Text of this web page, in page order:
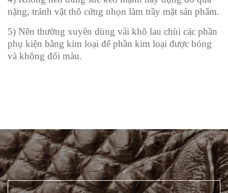
nặng, tránh vật thô cứng nhọn làm trầy mặt sản phẩm.
5) Nên thường xuyên dùng vải khô lau chùi các phần
phụ kiện bằng kim loại để phần kim loại được bóng
và không đổi màu.